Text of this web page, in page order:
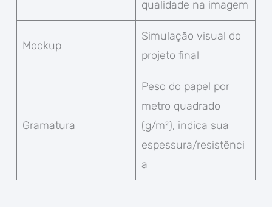
qualidade na imagem
Mockup
Simulação visual do
projeto final
Gramatura
Peso do papel por
metro quadrado
(g/m²), indica sua
espessura/resistênci
a